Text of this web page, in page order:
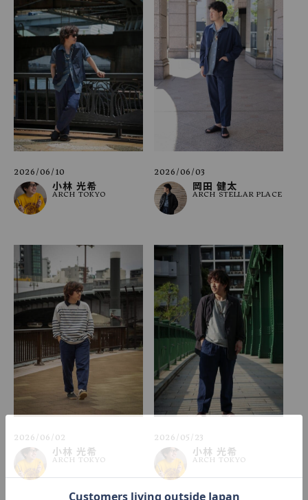
2026/06/10
小林 光希
ARCH TOKYO
2026/06/03
岡田 健太
ARCH STELLAR PLACE
2026/06/02
小林 光希
ARCH TOKYO
2026/05/23
小林 光希
ARCH TOKYO